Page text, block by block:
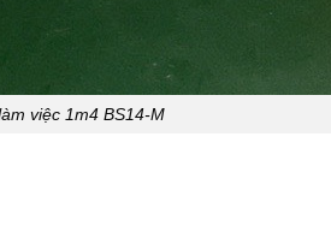
việc 1m4 BS14-M